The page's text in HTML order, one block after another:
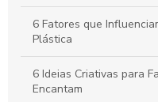
6 Fatores que
Plástica
6 Ideias Criativas para
Encantam